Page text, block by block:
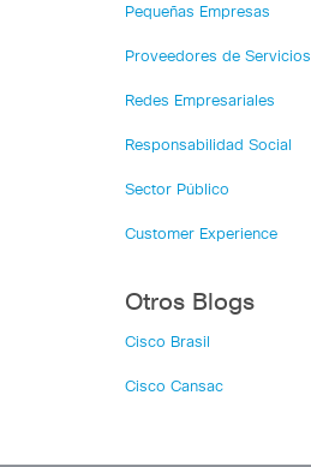
Pequeñas Empresas
Proveedores de Servicios
Redes Empresariales
Responsabilidad Social
Sector Público
Customer Experience
Otros Blogs
Cisco Brasil
Cisco Cansac